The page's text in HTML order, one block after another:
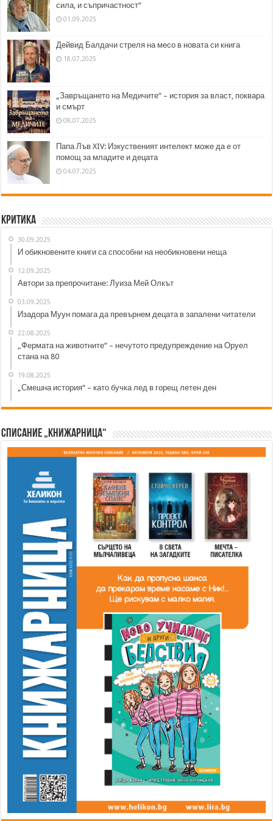
сила, и съпричастност“
01.09.2025
Дейвид Балдачи стреля на месо в новата си книга
18.07.2025
„Завръщането на Медичите“ – история за власт, поквара
и смърт
08.07.2025
Папа Лъв XIV: Изкуственият интелект може да е от
помощ за младите и децата
04.07.2025
Критика
30.09.2025
И обикновените книги са способни на необикновени неща
12.09.2025
Автори за препрочитане: Луиза Мей Олкът
03.09.2025
Изадора Муун помага да превърнем децата в запалени читатели
22.08.2025
„Фермата на животните“ – нечутото предупреждение на Оруел
стана на 80
19.08.2025
„Смешна история“ – като бучка лед в горещ летен ден
Списание „Книжарница“